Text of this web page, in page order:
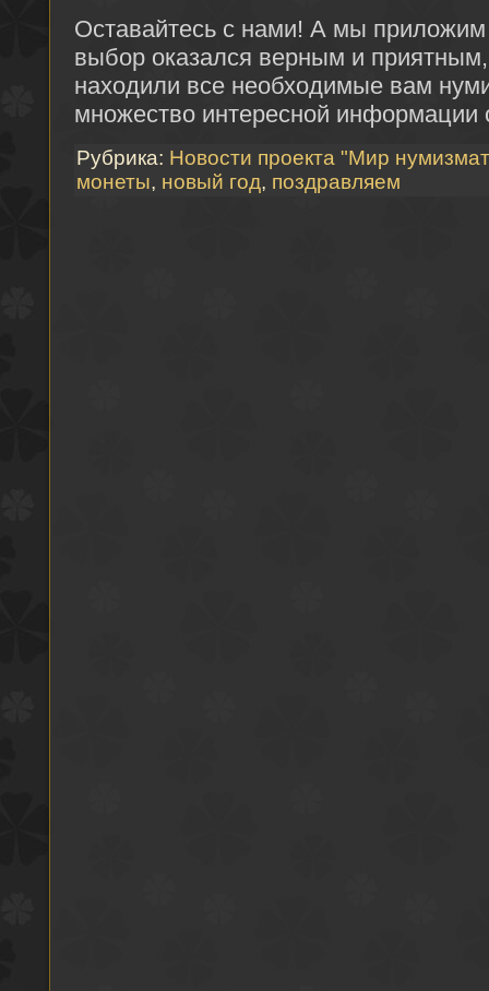
Оставайтесь с нами! А мы
выбор оказался верным и
находили все необходимые вам
множество интересной
Рубрика: Новости проекта "Мир
монеты, новый год, поздравляем